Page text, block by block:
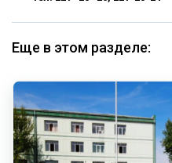
Еще в этом разделе: